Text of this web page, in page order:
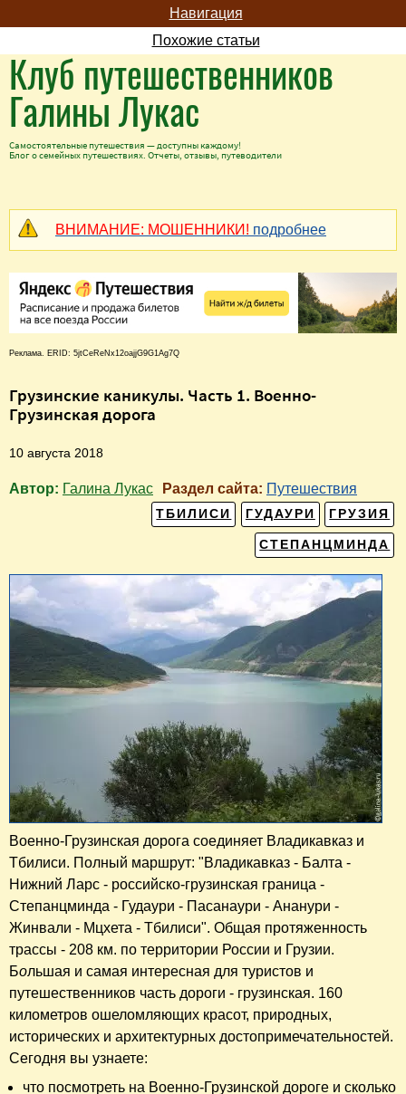
Навигация
Похожие статьи
Клуб путешественников
Галины Лукас
Самостоятельные путешествия — доступны каждому!
Блог о семейных путешествиях. Отчеты, отзывы, путеводители
ВНИМАНИЕ: МОШЕННИКИ! подробнее
Реклама. ERID: 5jtCeReNx12oajjG9G1Ag7Q
Грузинские каникулы. Часть 1. Военно-
Грузинская дорога
10 августа 2018
Автор: Галина Лукас Раздел сайта: Путешествия
ГРУЗИЯ
ГУДАУРИ
ТБИЛИСИ
СТЕПАНЦМИНДА
Военно-Грузинская дорога соединяет Владикавказ и
Тбилиси. Полный маршрут: "Владикавказ - Балта -
Нижний Ларс - российско-грузинская граница -
Степанцминда - Гудаури - Пасанаури - Ананури -
Жинвали - Мцхета - Тбилиси". Общая протяженность
трассы - 208 км. по территории России и Грузии.
Большая и самая интересная для туристов и
путешественников часть дороги - грузинская. 160
километров ошеломляющих красот, природных,
исторических и архитектурных достопримечательностей.
Сегодня вы узнаете:
что посмотреть на Военно-Грузинской дороге и сколько